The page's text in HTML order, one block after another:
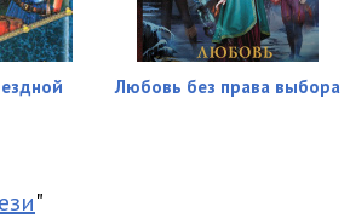
Любовь без права выбора
"